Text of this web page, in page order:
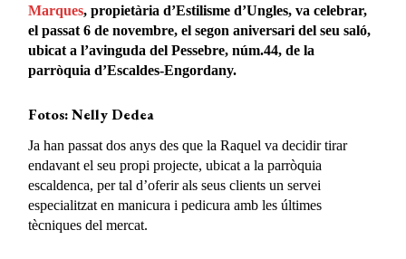
Marques, propietària d’Estilisme d’Ungles, va celebrar,
elpassat 6 de novembre, el segon aniversari del seu saló,
ubicat a l’avinguda del Pessebre, núm.44, de la
parròquia d’Escaldes-Engordany.
Fotos: Nelly Dedea
Ja han passat dos anys des que la Raquel va decidir tirar
endavant el seu propi projecte, ubicat a la parròquia
escaldenca, per tal d’oferir als seus clients un servei
especialitzat en manicura i pedicura amb les últimes
tècniques del mercat.